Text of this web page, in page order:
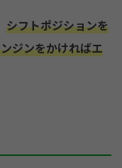
シフトポジションを
ジンをかければエ